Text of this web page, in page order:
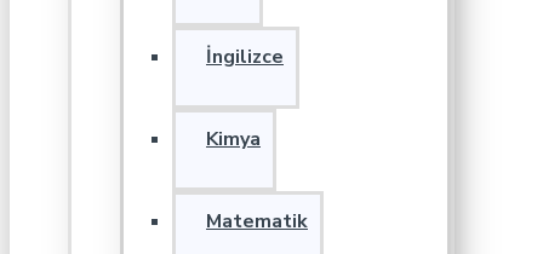
İngilizce
Kimya
Matematik